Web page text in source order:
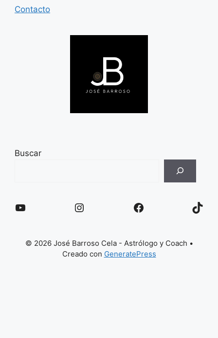
Contacto
Buscar
YouTube Instagram Facebook
© 2026 José Barroso Cela - Astrólogo y Coach •
Creado con GeneratePress